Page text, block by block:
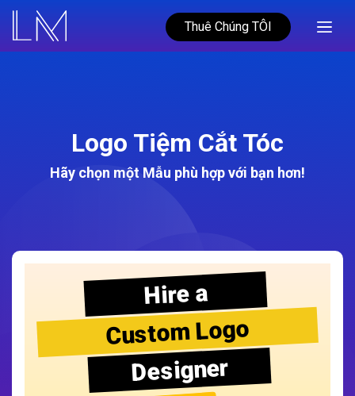
Thuê Chúng TÔI
Logo Tiệm Cắt Tóc
Hãy chọn một Mẫu phù hợp với bạn hơn!
Hire a
Custom Logo
Designer